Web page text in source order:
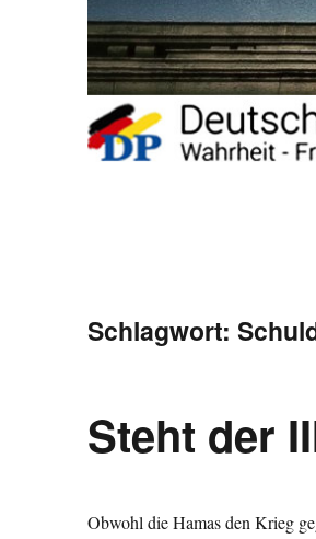
Schlagwort:
Steht der
Obwohl die Hamas den Krieg